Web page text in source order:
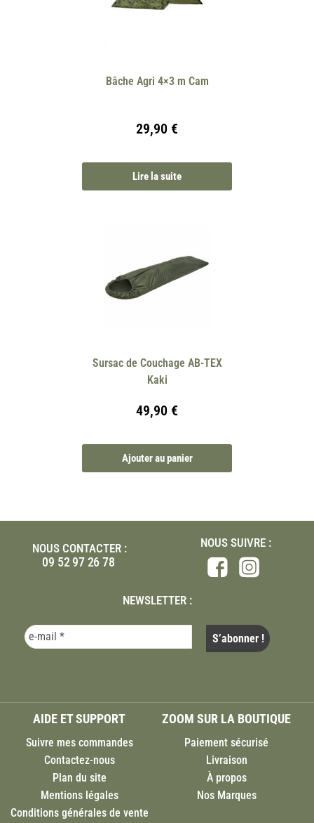
Bâche Agri 4×3 m Cam
29,90 €
Lire la suite
Sursac de Couchage AB-TEX
Kaki
49,90 €
Ajouter au panier
NOUS CONTACTER :
09 52 97 26 78
NOUS SUIVRE :
NEWSLETTER :
AIDE ET SUPPORT
Suivre mes commandes
Contactez-nous
Plan du site
Mentions légales
Conditions générales de vente
ZOOM SUR LA BOUTIQUE
Paiement sécurisé
Livraison
À propos
Nos Marques